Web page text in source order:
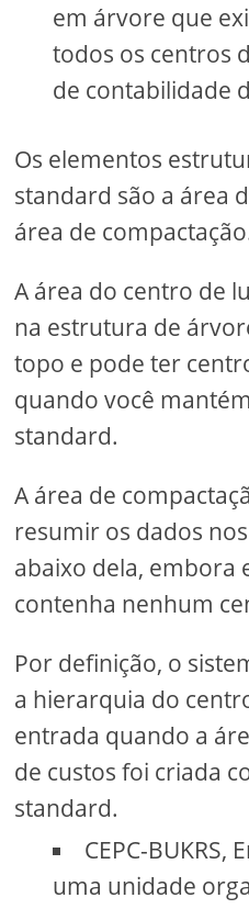
em árvore que
todos os centros
de contabilidade
Os elementos
standard são a área
área de
A área do centro de
na estrutura de
topo e pode ter
quando você
standard.
A área de
resumir os dados
abaixo dela, embora
contenha nenhum
Por definição, o
a hierarquia do
entrada quando a
de custos foi criada
standard.
CEPC-BUKRS,
uma unidade